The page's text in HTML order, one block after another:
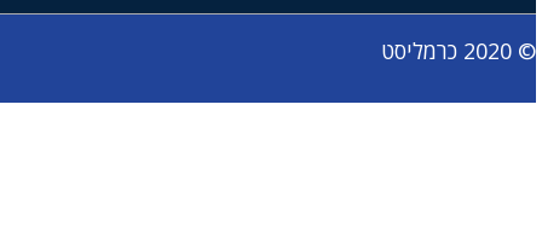
© 2020 כרמליסט